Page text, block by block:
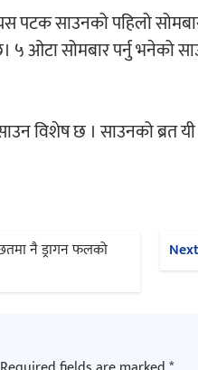
साउनको पहिलो
ओटा सोमबार पर्नु भनेको
विशेष छ । साउनको ब्रत यी
नै ड्रागन फलको